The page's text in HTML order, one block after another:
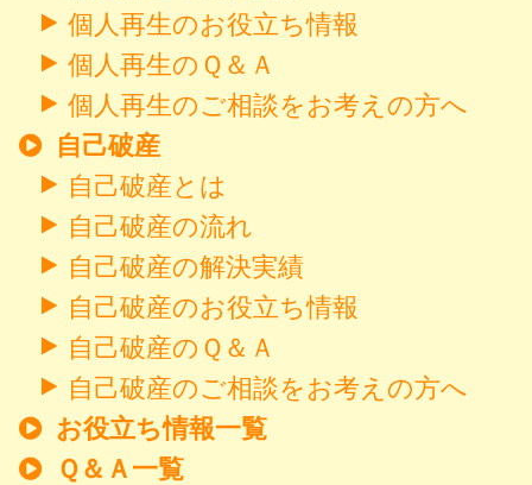
個人再生のお役立ち情報
個人再生のＱ＆Ａ
個人再生のご相談をお考えの方へ
自己破産
自己破産とは
自己破産の流れ
自己破産の解決実績
自己破産のお役立ち情報
自己破産のＱ＆Ａ
自己破産のご相談をお考えの方へ
お役立ち情報一覧
Ｑ＆Ａ一覧